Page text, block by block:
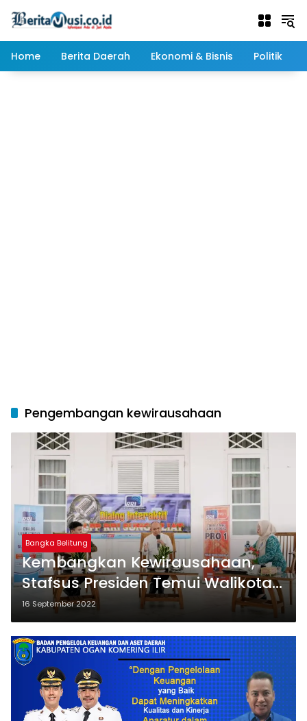
Home
Berita Daerah Ekonomi & Bisnis Politik
Pengembangan kewirausahaan
Bangka Belitung
Kembangkan Kewirausahaan,
Stafsus Presiden Temui Walikota
Pangkalpinang
16 September 2022